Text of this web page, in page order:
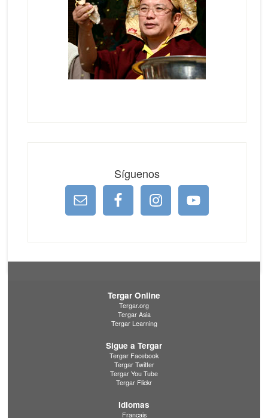
Síguenos
Tergar Online
Tergar.org
Tergar Asia
Tergar Learning
Sigue a Tergar
Tergar Facebook
Tergar Twitter
Tergar You Tube
Tergar Flickr
Idiomas
Francais